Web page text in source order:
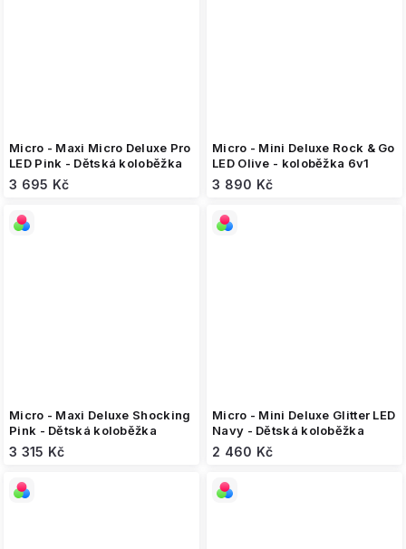
Micro - Maxi Micro Deluxe Pro
LED Pink - Dětská koloběžka
3 695 Kč
Micro - Mini Deluxe Rock & Go
LED Olive - koloběžka 6v1
3 890 Kč
Micro - Maxi Deluxe Shocking
Pink - Dětská koloběžka
3 315 Kč
Micro - Mini Deluxe Glitter LED
Navy - Dětská koloběžka
2 460 Kč